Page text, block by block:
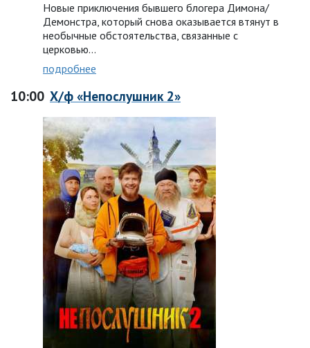
Новые приключения бывшего блогера Димона/
Демонстра, который снова оказывается втянут в
необычные обстоятельства, связанные с
церковью…
подробнее
10:00 Х/ф «Непослушник 2»